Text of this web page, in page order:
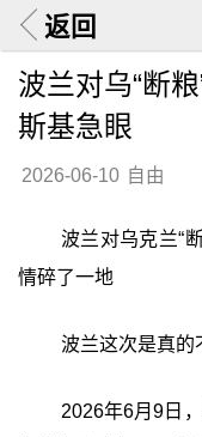
返回
波兰对乌“断
斯基急眼
2026-06-10 自由
波兰对乌克兰“
情碎了一地
波兰这次是真的
2026年6月9日